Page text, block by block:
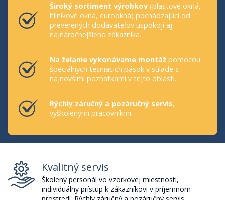
Široký sortiment výrobkov (plastové okná,
hliníkové okná, eurookná) pochádzajúci od
preverených dodávateľov uspokojí aj
najnáročnejšieho zákazníka.
Na želanie vykonávame montáž pomocou
špeciálnych tesniacich pások v súlade s
najnovšími poznatkami v tejto oblasti.
Rýchly záručný a pozáručný servis,
vyškolenými pracovníkmi.
Kvalitný servis
Školený personál vo vzorkovej miestnosti,
individuálny prístup k zákazníkovi v príjemnom